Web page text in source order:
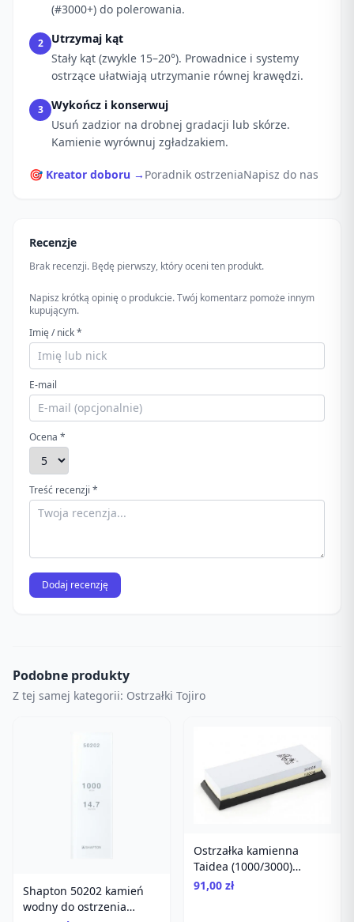
(#3000+) do polerowania.
2
Utrzymaj kąt
Stały kąt (zwykle 15–20°). Prowadnice i systemy
ostrzące ułatwiają utrzymanie równej krawędzi.
3
Wykończ i konserwuj
Usuń zadzior na drobnej gradacji lub skórze.
Kamienie wyrównuj zgładzakiem.
🎯 Kreator doboru → Poradnik ostrzeniaNapisz do nas
Recenzje
Brak recenzji. Będę pierwszy, który oceni ten produkt.
Napisz krótką opinię o produkcie. Twój komentarz pomoże innym
kupującym.
Imię / nick *
E-mail
Ocena *
Treść recenzji *
Dodaj recenzję
Podobne produkty
Z tej samej kategorii: Ostrzałki Tojiro
Shapton 50202 kamień
wodny do ostrzenia
Ostrzałka kamienna
Taidea (1000/3000)
TG6310
91,00 zł